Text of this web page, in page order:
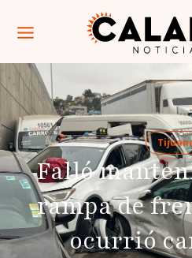
Falló
rampa de
ocurrió